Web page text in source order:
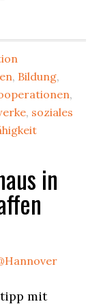
, Bildung,
,
, soziales
in
mit